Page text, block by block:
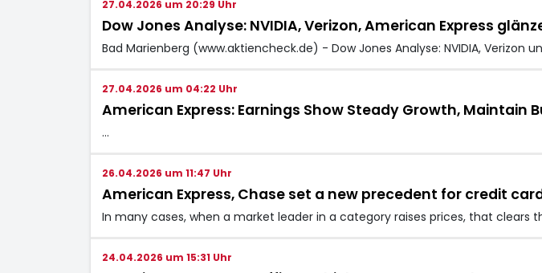
27.04.2026 um 20:29 Uhr
Dow Jones Analyse: NVIDIA, Verizon, American Express
Bad Marienberg (www.aktiencheck.de) - Dow Jones Analyse: NVIDIA, Verizon
27.04.2026 um 04:22 Uhr
American Express: Earnings Show Steady Growth, Maintain
…
26.04.2026 um 11:47 Uhr
American Express, Chase set a new precedent for credit
In many cases, when a market leader in a category raises prices, that clears
24.04.2026 um 15:31 Uhr